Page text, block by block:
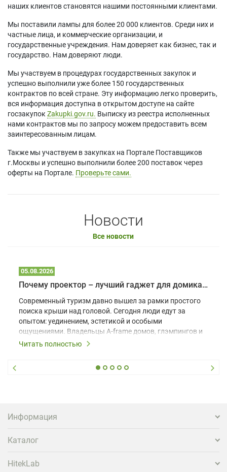
наших клиентов становятся нашими постоянными клиентами.
Мы поставили лампы для более 20 000 клиентов. Среди них и
частные лица, и коммерческие организации, и
государственные учреждения. Нам доверяет как бизнес, так и
государство. Нам доверяют люди.
Мы участвуем в процедурах государственных закупок и
успешно выполнили уже более 150 государственных
контрактов по всей стране. Эту информацию легко проверить,
вся информация доступна в открытом доступе на сайте
госзакупок Zakupki.gov.ru. Выписку из реестра исполненных
нами контрактов мы по запросу можем предоставить всем
заинтересованным лицам.
Также мы участвуем в закупках на Портале Поставщиков
г.Москвы и успешно выполнили более 200 поставок через
оферты на Портале. Проверьте сами.
Новости
Все новости
05.08.2026
Почему проектор – лучший гаджет для домика в глэмпинге
Современный туризм давно вышел за рамки простого
поиска крыши над головой. Сегодня люди едут за
опытом: уединением, эстетикой и особыми
ощущениями. Владельцы A-frame домов, глэмпингов и
шале понимают, что конкуренция растет, и
вернуться и поделиться впечатлениями в соцсетях,
проектора.
Читать полностью
Информация
Каталог
HitekLab